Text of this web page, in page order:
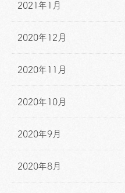
2021年1月
2020年12月
2020年11月
2020年10月
2020年9月
2020年8月